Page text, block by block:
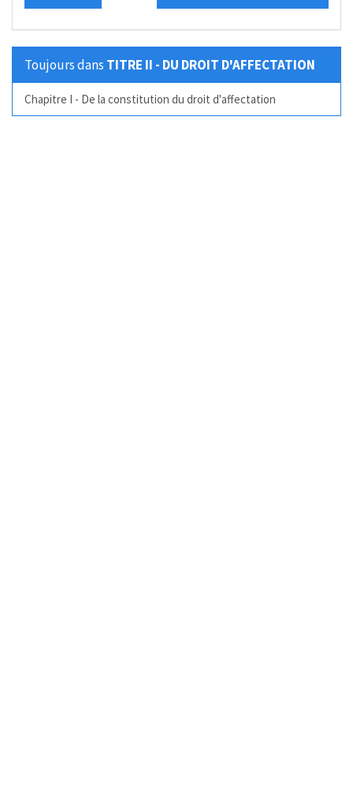
Toujours dans TITRE II - DU DROIT D'AFFECTATION
Chapitre I - De la constitution du droit d'affectation